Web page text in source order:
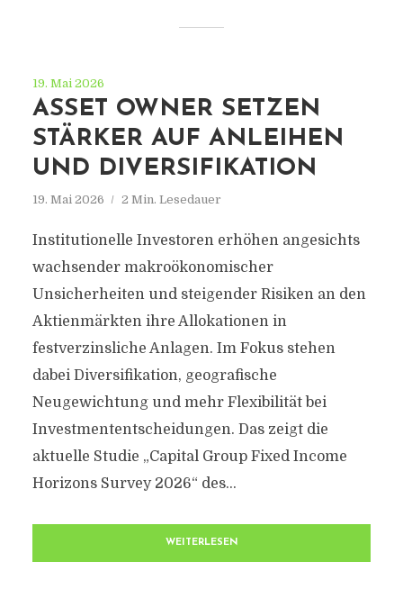
19. Mai 2026
ASSET OWNER SETZEN
STÄRKER AUF ANLEIHEN
UND DIVERSIFIKATION
19. Mai 2026 2 Min. Lesedauer
Institutionelle Investoren erhöhen angesichts
wachsender makroökonomischer
Unsicherheiten und steigender Risiken an den
Aktienmärkten ihre Allokationen in
festverzinsliche Anlagen. Im Fokus stehen
dabei Diversifikation, geografische
Neugewichtung und mehr Flexibilität bei
Investmententscheidungen. Das zeigt die
aktuelle Studie „Capital Group Fixed Income
Horizons Survey 2026“ des...
WEITERLESEN